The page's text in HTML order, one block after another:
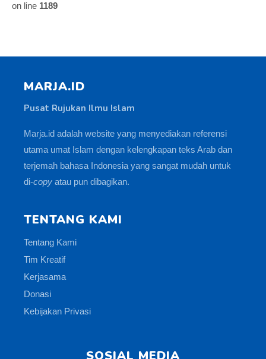
on line 1189
MARJA.ID
Pusat Rujukan Ilmu Islam
Marja.id adalah website yang menyediakan referensi
utama umat Islam dengan kelengkapan teks Arab dan
terjemah bahasa Indonesia yang sangat mudah untuk
di-copy atau pun dibagikan.
TENTANG KAMI
Tentang Kami
Tim Kreatif
Kerjasama
Donasi
Kebijakan Privasi